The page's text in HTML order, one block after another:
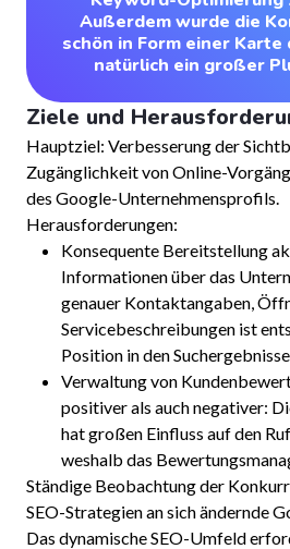
Außerdem wurde die
schön in Form einer
natürlich ein großer
Ziele und
Hauptziel: Verbesserung der
Zugänglichkeit von Online-
des Google-Unternehmensprofils.
Herausforderungen:
Konsequente Bereitstellung
Informationen über das
genauer Kontaktangaben,
Servicebeschreibungen ist
Position in den
Verwaltung von
positiver als auch negativer:
hat großen Einfluss auf den
weshalb das
Ständige Beobachtung der
SEO-Strategien an sich ändernde
Das dynamische SEO-Umfeld